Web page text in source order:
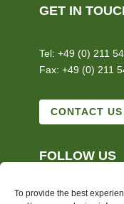
To provide the best
GET IN
Tel: +49 (0) 211
Fax: +49 (0) 211
CONTACT US
FOLLOW US